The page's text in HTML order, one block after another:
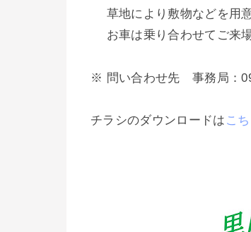
草地により敷物などを用意
お車は乗り合わせてご来場
※ 問い合わせ先 事務局：
チラシのダウンロードは こ